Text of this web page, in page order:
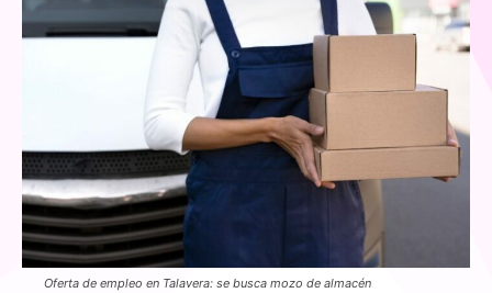
Oferta de empleo en Talavera: se busca mozo de almacén